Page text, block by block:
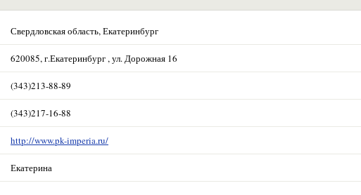
Свердловская область, Екатеринбург
620085, г.Екатеринбург , ул. Дорожная 16
(343)213-88-89
(343)217-16-88
http://www.pk-imperia.ru/
Екатерина